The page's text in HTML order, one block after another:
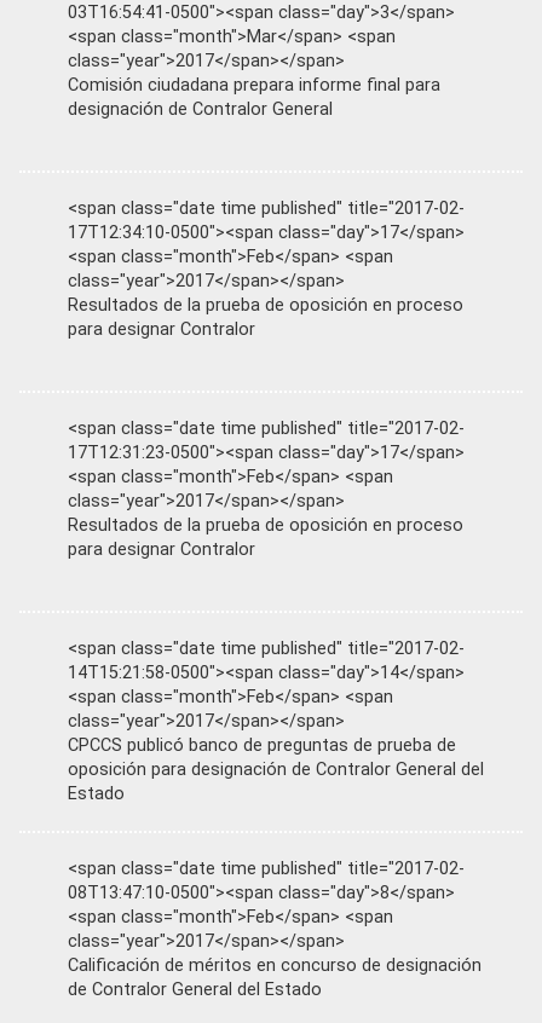
03T16:54:41-0500"><span class="day">3</span>
<span class="month">Mar</span> <span
class="year">2017</span></span>
Comisión ciudadana prepara informe final para
designación de Contralor General
<span class="date time published" title="2017-02-
17T12:34:10-0500"><span class="day">17</span>
<span class="month">Feb</span> <span
class="year">2017</span></span>
Resultados de la prueba de oposición en proceso
para designar Contralor
<span class="date time published" title="2017-02-
17T12:31:23-0500"><span class="day">17</span>
<span class="month">Feb</span> <span
class="year">2017</span></span>
Resultados de la prueba de oposición en proceso
para designar Contralor
<span class="date time published" title="2017-02-
14T15:21:58-0500"><span class="day">14</span>
<span class="month">Feb</span> <span
class="year">2017</span></span>
CPCCS publicó banco de preguntas de prueba de
oposición para designación de Contralor General del
Estado
<span class="date time published" title="2017-02-
08T13:47:10-0500"><span class="day">8</span>
<span class="month">Feb</span> <span
class="year">2017</span></span>
Calificación de méritos en concurso de designación
de Contralor General del Estado